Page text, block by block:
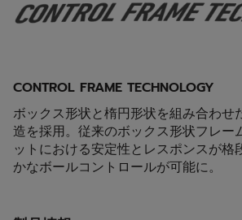
CONTROL FRAME TECHNOLOGY
ボックス形状と楕円形状を組み合わせ
造を採用。従来のボックス形状フレー
ットにおける安定性とレスポンスが格
かなボールコントロールが可能に。